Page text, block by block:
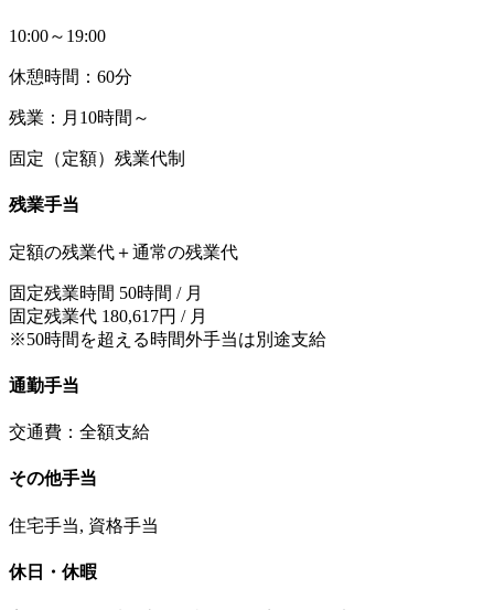
10:00～19:00
休憩時間：60分
残業：月10時間～
固定（定額）残業代制
残業手当
定額の残業代＋通常の残業代
固定残業時間 50時間 / 月
固定残業代 180,617円 / 月
※50時間を超える時間外手当は別途支給
通勤手当
交通費：全額支給
その他手当
住宅手当, 資格手当
休日・休暇